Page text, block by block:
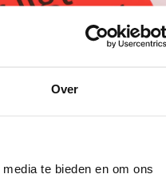
Over
te bieden en om ons